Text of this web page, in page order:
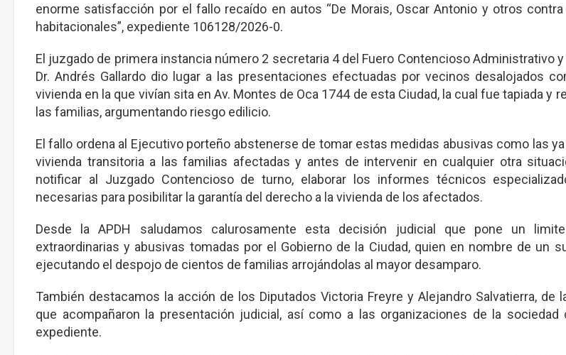
enorme satisfacción por el fallo recaído en autos “De Morais, Oscar Antonio y otros contra
habitacionales”, expediente 106128/2026-0.
El juzgado de primera instancia número 2 secretaria 4 del Fuero Contencioso Administrativo
Dr. Andrés Gallardo dio lugar a las presentaciones efectuadas por vecinos desalojados
vivienda en la que vivían sita en Av. Montes de Oca 1744 de esta Ciudad, la cual fue tapiada y
las familias, argumentando riesgo edilicio.
El fallo ordena al Ejecutivo porteño abstenerse de tomar estas medidas abusivas como las
vivienda transitoria a las familias afectadas y antes de intervenir en cualquier otra
notificar al Juzgado Contencioso de turno, elaborar los informes técnicos
necesarias para posibilitar la garantía del derecho a la vivienda de los afectados.
Desde la APDH saludamos calurosamente esta decisión judicial que pone un
extraordinarias y abusivas tomadas por el Gobierno de la Ciudad, quien en nombre de un
ejecutando el despojo de cientos de familias arrojándolas al mayor desamparo.
También destacamos la acción de los Diputados Victoria Freyre y Alejandro Salvatierra, de
que acompañaron la presentación judicial, así como a las organizaciones de la
expediente.